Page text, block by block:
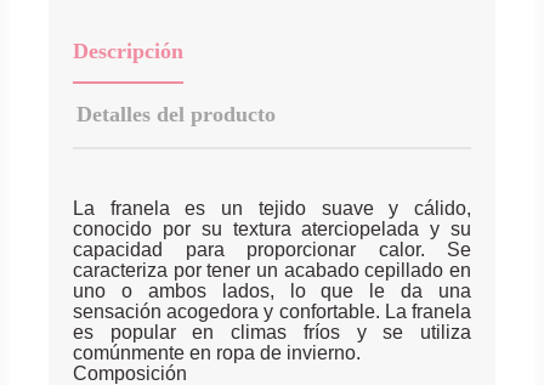
Descripción
Detalles del producto
La franela es un tejido suave y cálido,
conocido por su textura aterciopelada y su
capacidad para proporcionar calor. Se
caracteriza por tener un acabado cepillado en
uno o ambos lados, lo que le da una
sensación acogedora y confortable. La franela
es popular en climas fríos y se utiliza
comúnmente en ropa de invierno.
Composición